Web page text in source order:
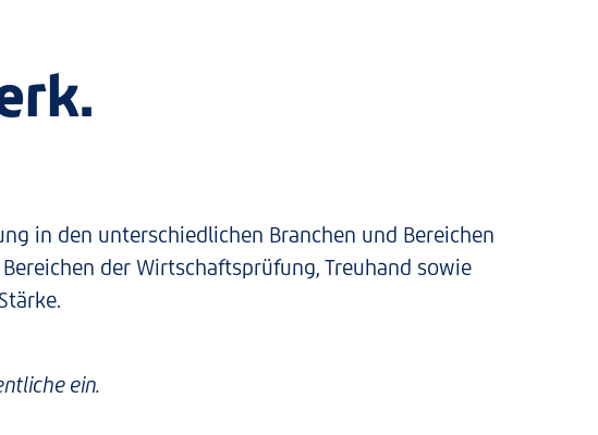
in den unterschiedlichen Branchen und Bereichen
der Wirtschaftsprüfung, Treuhand sowie
ein.